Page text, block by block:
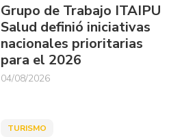
Grupo de Trabajo ITAIPU
Salud definió iniciativas
nacionales prioritarias
para el 2026
04/08/2026
TURISMO